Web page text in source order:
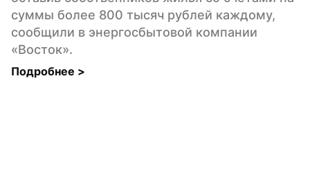
суммы более 800 тысяч рублей каждому,
сообщили в энергосбытовой компании
«Восток».
Подробнее >